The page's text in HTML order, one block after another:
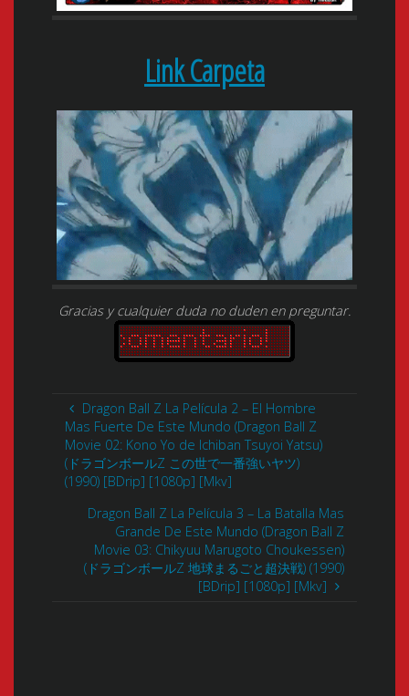
Link Carpeta
Gracias y cualquier duda no duden en preguntar.
Dragon Ball Z La Película 2 – El Hombre
Mas Fuerte De Este Mundo (Dragon Ball Z
Movie 02: Kono Yo de Ichiban Tsuyoi Yatsu)
(ドラゴンボールZ この世で一番強いヤツ)
(1990) [BDrip] [1080p] [Mkv]
Dragon Ball Z La Película 3 – La Batalla Mas
Grande De Este Mundo (Dragon Ball Z
Movie 03: Chikyuu Marugoto Choukessen)
(ドラゴンボールZ 地球まるごと超決戦) (1990)
[BDrip] [1080p] [Mkv]